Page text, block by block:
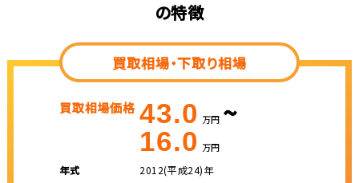
の特徴
買取相場・下取り相場
買取相場価格 43.0 万円 ~
16.0 万円
年式
2012(平成24)年